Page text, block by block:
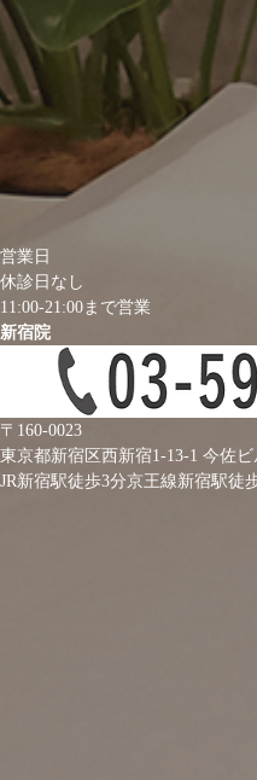
営業日
休診日なし
11:00-21:00まで営業
新宿院
〒160-0023
東京都新宿区西新宿1-13-1 今佐ビ
JR新宿駅徒歩3分京王線新宿駅徒